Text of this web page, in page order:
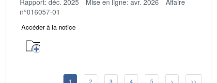
Rapport: déc. 2025 Mise en ligne: avr. 2026
Affaire
n°016057-01
Accéder à la notice
1 2 3 4 5 > >>